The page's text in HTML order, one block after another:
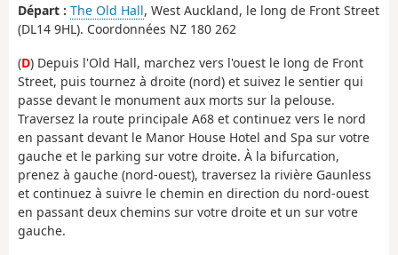
Départ : The Old Hall, West Auckland, le long de Front Street
(DL14 9HL). Coordonnées NZ 180 262
(D) Depuis l'Old Hall, marchez vers l'ouest le long de Front
Street, puis tournez à droite (nord) et suivez le sentier qui
passe devant le monument aux morts sur la pelouse.
Traversez la route principale A68 et continuez vers le nord
en passant devant le Manor House Hotel and Spa sur votre
gauche et le parking sur votre droite. À la bifurcation,
prenez à gauche (nord-ouest), traversez la rivière Gaunless
et continuez à suivre le chemin en direction du nord-ouest
en passant deux chemins sur votre droite et un sur votre
gauche.